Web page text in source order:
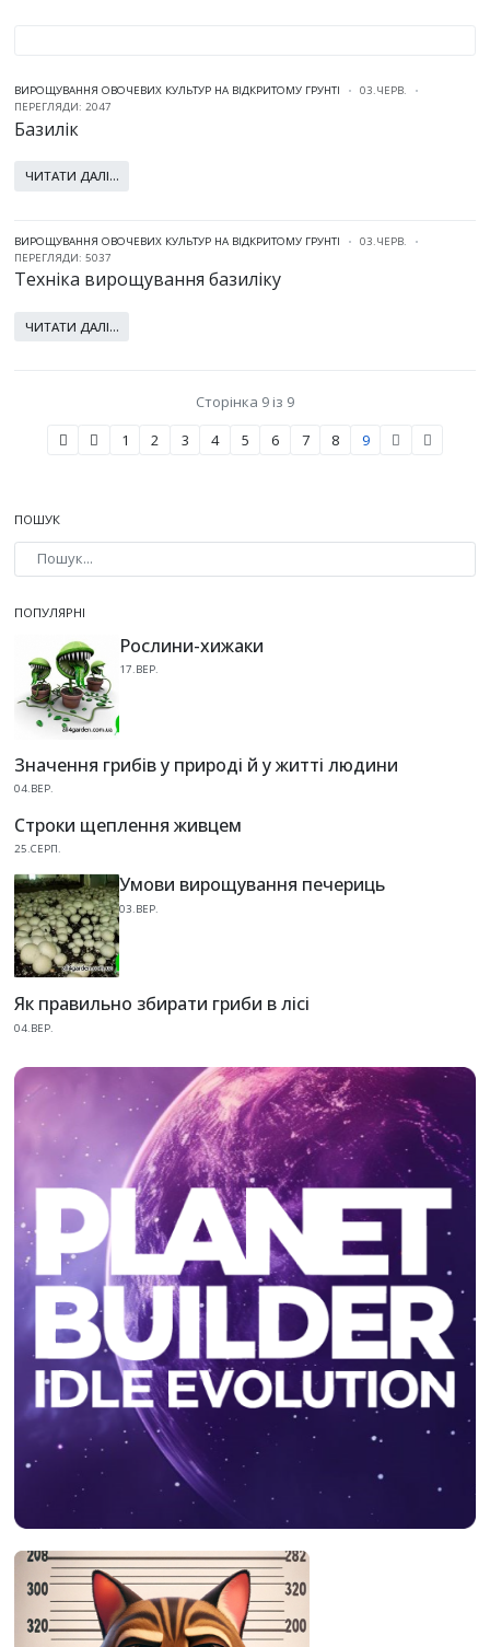
ВИРОЩУВАННЯ ОВОЧЕВИХ КУЛЬТУР НА ВІДКРИТОМУ ГРУНТІ
03.ЧЕРВ.
ПЕРЕГЛЯДИ: 2047
Базилік
ЧИТАТИ ДАЛІ...
ВИРОЩУВАННЯ ОВОЧЕВИХ КУЛЬТУР НА ВІДКРИТОМУ ГРУНТІ
03.ЧЕРВ.
ПЕРЕГЛЯДИ: 5037
Техніка вирощування базиліку
ЧИТАТИ ДАЛІ...
Сторінка 9 із 9
1
2 3 4 5 6 7 8 9
ПОШУК
ПОПУЛЯРНІ
Рослини-хижаки
17.ВЕР.
Значення грибів у природі й у житті людини
04.ВЕР.
Строки щеплення живцем
25.СЕРП.
Умови вирощування печериць
03.ВЕР.
Як правильно збирати гриби в лісі
04.ВЕР.